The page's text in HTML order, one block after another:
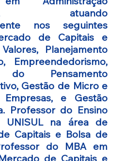
atuando
nos seguintes
de Capitais e
Planejamento
Empreendedorismo,
do Pensamento
Gestão de Micro e
Empresas, e Gestão
Professor do Ensino
UNISUL na área de
Capitais e Bolsa de
do MBA em
de Capitais e